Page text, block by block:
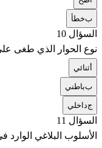
بخطأ
السؤال 10
نوع الحوار الذي طغى
ثنائي
بباطني
جداخلي
السؤال 11
الأسلوب البلاغي